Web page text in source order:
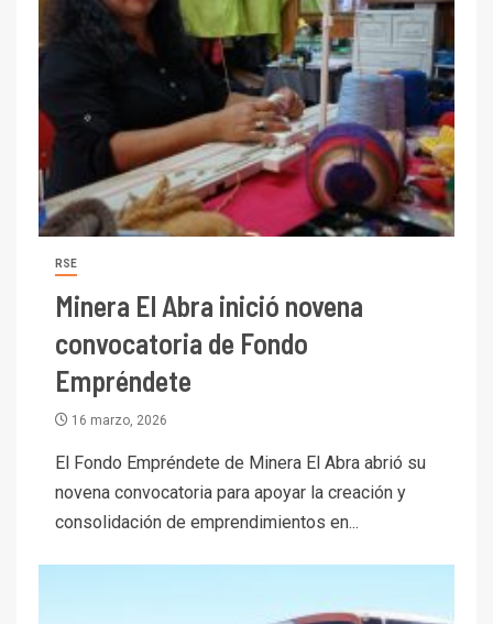
RSE
Minera El Abra inició novena
convocatoria de Fondo
Empréndete
16 marzo, 2026
El Fondo Empréndete de Minera El Abra abrió su
novena convocatoria para apoyar la creación y
consolidación de emprendimientos en...